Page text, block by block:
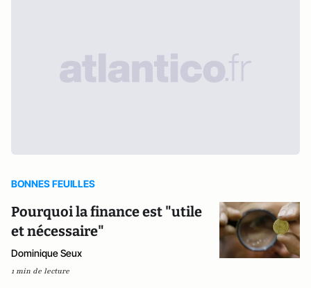
BONNES FEUILLES
Pourquoi la finance est "utile
et nécessaire"
Dominique Seux
1 min de lecture